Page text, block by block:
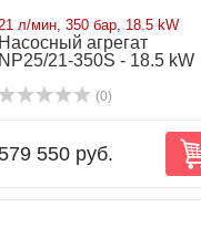
л/мин, 350 бар, 18.5 kW
Насосный агрегат
NP25/21-350S - 18.5 kW
(0)
579 550 руб.